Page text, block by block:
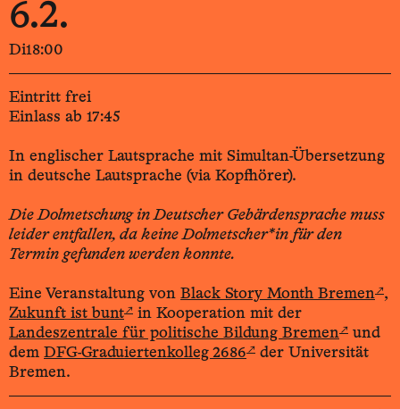
6.2.
Di18:00
Eintritt frei
Einlass ab 17:45
In englischer Lautsprache mit Simultan-Übersetzung
in deutsche Lautsprache (via Kopfhörer).
Die Dolmetschung in Deutscher Gebärdensprache muss
leider entfallen, da keine Dolmetscher*in für den
Termin gefunden werden konnte.
Eine Veranstaltung von Black Story Month Bremen ↗,
Zukunft ist bunt↗ in Kooperation mit der
Landeszentrale für politische Bildung Bremen ↗ und
dem DFG-Graduiertenkolleg 2686 ↗ der Universität
Bremen.